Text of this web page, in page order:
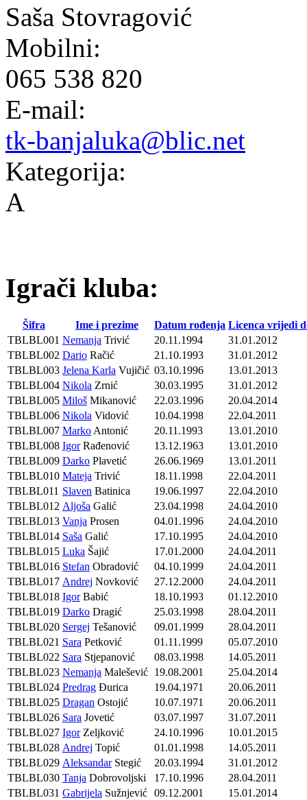
Saša Stovragović
Mobilni:
065 538 820
E-mail:
tk-banjaluka@blic.net
Kategorija:
A
Igrači kluba:
Šifra Ime i prezime Datum rođenja Licenca vrijedi
TBLBL001 Nemanja Trivić 20.11.1994
31.01.2012
TBLBL002 Dario Račić 21.10.1993
31.01.2012
TBLBL003 Jelena Karla Vujičić 03.10.1996
13.01.2013
TBLBL004 Nikola Zrnić 30.03.1995
31.01.2012
TBLBL005 Miloš Mikanović 22.03.1996
20.04.2014
TBLBL006 Nikola Vidović 10.04.1998
22.04.2011
TBLBL007 Marko Antonić 20.11.1993
13.01.2010
TBLBL008 IgorRađenović 13.12.1963
13.01.2010
TBLBL009 Darko Plavetić 26.06.1969
13.01.2011
TBLBL010 Mateja Trivić 18.11.1998
22.04.2011
TBLBL011 Slaven Batinica 19.06.1997
22.04.2010
TBLBL012 Aljoša Galić 23.04.1998
24.04.2010
TBLBL013 Vanja Prosen 04.01.1996
24.04.2010
TBLBL014 Saša Galić 17.10.1995
24.04.2010
TBLBL015 Luka Šajić 17.01.2000
24.04.2011
TBLBL016 Stefan Obradović 04.10.1999
24.04.2011
TBLBL017 Andrej Novković 27.12.2000
24.04.2011
TBLBL018 IgorBabić 18.10.1993
01.12.2010
TBLBL019 Darko Dragić 25.03.1998
28.04.2011
TBLBL020 Sergej Tešanović 09.01.1999
28.04.2011
TBLBL021 Sara Petković 01.11.1999
05.07.2010
TBLBL022 Sara Stjepanović 08.03.1998
14.05.2011
TBLBL023 Nemanja Malešević 19.08.2001
25.04.2014
TBLBL024 Predrag Đurica 19.04.1971
20.06.2011
TBLBL025 Dragan Ostojić 10.07.1971
20.06.2011
TBLBL026 Sara Jovetić 03.07.1997
31.07.2011
TBLBL027 IgorZeljković 24.10.1996
10.01.2015
TBLBL028 Andrej Topić 01.01.1998
14.05.2011
TBLBL029 AleksandarStegić 20.03.1994
31.01.2012
TBLBL030 Tanja Dobrovoljski 17.10.1996
28.04.2011
TBLBL031 Gabrijela Sužnjević 09.12.2001
15.01.2014